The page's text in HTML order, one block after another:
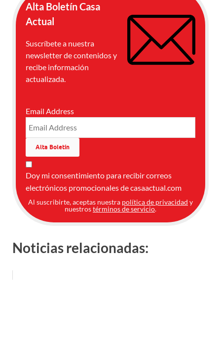
Alta Boletín Casa
Actual
Suscríbete a nuestra
newsletter de contenidos y
recibe información
actualizada.
Email Address
Doy mi consentimiento para recibir correos
electrónicos promocionales de casaactual.com
Al suscribirte, aceptas nuestra política de privacidad y
nuestrostérminos de servicio.
Noticias relacionadas: